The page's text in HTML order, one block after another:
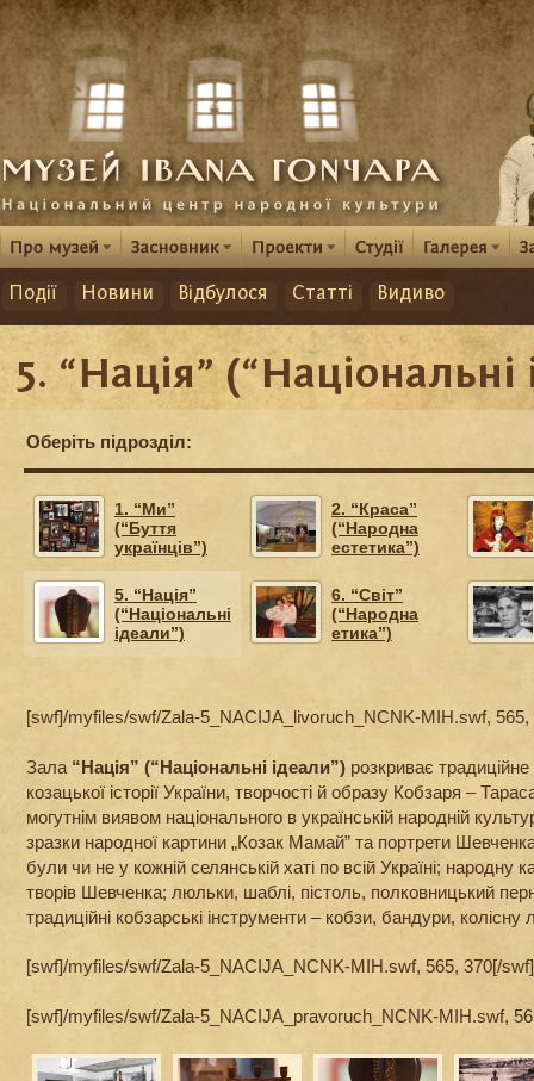
Події Новини Відбулося Статті Видиво
5. “Нація” (“Національні
Оберіть підрозділ:
1. “Ми”
(“Буття
українців”)
2. “Краса”
(“Народна
естетика”)
5. “Нація”
(“Національні
ідеали”)
6. “Світ”
(“Народна
етика”)
[swf]/myfiles/swf/Zala-5_NACIJA_livoruch_NCNK-MIH.swf, 565,
Зала “Нація” (“Національні ідеали”) розкриває традиційне
козацької історії України, творчості й образу Кобзаря –
могутнім виявом національного в українській народній
зразки народної картини „Козак Мамай” та портрети
були чи не у кожній селянській хаті по всій Україні; народну
творів Шевченка; люльки, шаблі, пістоль, полковницький
традиційні кобзарські інструменти – кобзи, бандури, колісну
[swf]/myfiles/swf/Zala-5_NACIJA_NCNK-MIH.swf, 565, 370[/swf]
[swf]/myfiles/swf/Zala-5_NACIJA_pravoruch_NCNK-MIH.swf,